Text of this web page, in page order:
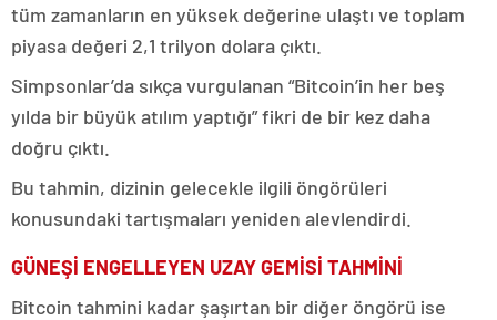
tüm zamanların en yüksek değerine ulaştı ve toplam
piyasa değeri 2,1 trilyon dolara çıktı.
Simpsonlar’da sıkça vurgulanan “Bitcoin’in her beş
yılda bir büyük atılım yaptığı” fikri de bir kez daha
doğru çıktı.
Bu tahmin, dizinin gelecekle ilgili öngörüleri
konusundaki tartışmaları yeniden alevlendirdi.
GÜNEŞİ ENGELLEYEN UZAY GEMİSİ TAHMİNİ
Bitcoin tahmini kadar şaşırtan bir diğer öngörü ise